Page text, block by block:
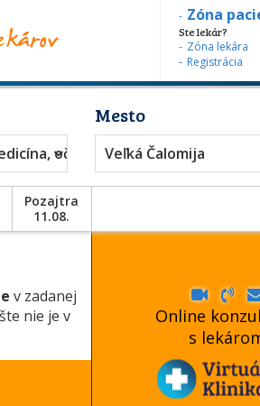
Zóna
Ste lekár?
Zóna lekára
Registrácia
očkovanie
Mesto
Veľká Čalomija
Pozajtra
11.08.
v zadanej
nie je v
Online
s